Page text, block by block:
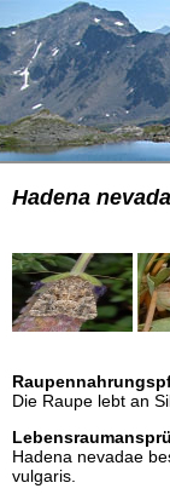
Hadena
Die Raupe lebt an
Hadena nevadae
vulgaris.